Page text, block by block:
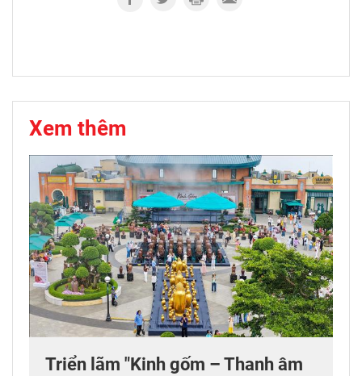
Xem thêm
Triển lãm "Kinh gốm – Thanh âm